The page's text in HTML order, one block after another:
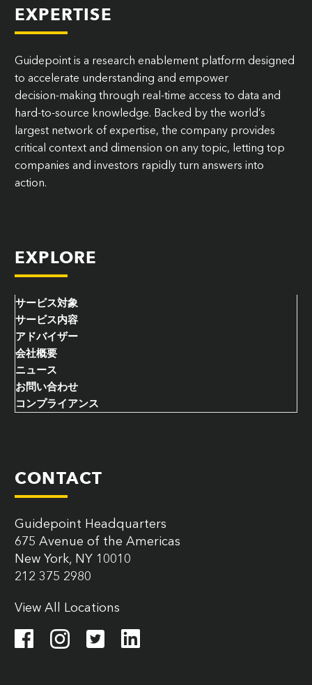
EXPERTISE
Guidepoint is a research enablement platform designed
to accelerate understanding and empower
decision‑making through real-time access to data and
hard-to-source knowledge. Backed by the world’s
largest network of expertise, the company provides
critical context and dimension on any topic, letting top
companies and investors rapidly turn answers into
action.
EXPLORE
サービス対象
サービス内容
アドバイザー
会社概要
ニュース
お問い合わせ
コンプライアンス
CONTACT
Guidepoint Headquarters
675 Avenue of the Americas
New York, NY 10010
212 375 2980
View All Locations